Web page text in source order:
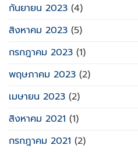
กันยายน 2023 (4)
สิงหาคม 2023 (5)
กรกฎาคม 2023 (1)
พฤษภาคม 2023 (2)
เมษายน 2023 (2)
สิงหาคม 2021 (1)
กรกฎาคม 2021 (2)